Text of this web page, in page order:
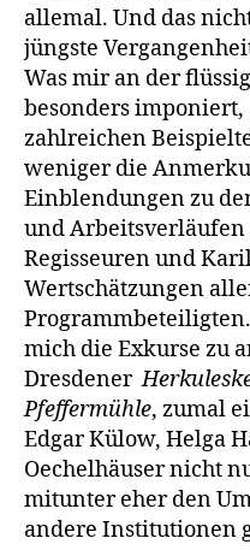
alle­mal. Und das
jüngste
Was mir an der
besonders
zahlreichen
weniger die
Einblendungen zu
und Arbeitsverläufen
Regisseuren und
Wertschätzun­gen
mich die Exkurse zu
Dresdener
Pfeffermühle, zumal
Edgar Külow, Helga
Oechelhäuser nicht
mitunter eher den
andere Institutionen